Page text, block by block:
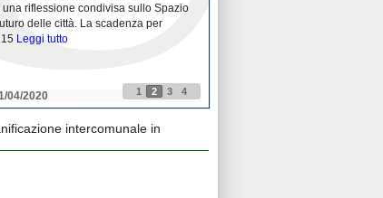
riflessione condivisa sullo Spazio
delle città. La scadenza per
Leggi tutto
04/2020 1 2 3 4
intercomunale in